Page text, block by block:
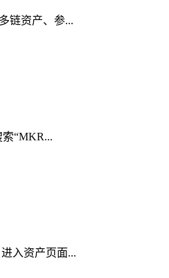
链资产、参...
“MKR...
入资产页面...